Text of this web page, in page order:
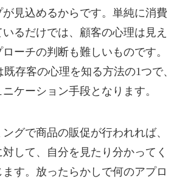
見込めるからです。単純に消費
るだけでは、顧客の心理は見え
ーチの判断も難しいものです。
存客の心理を知る方法の1つで、
ケーション手段となります。
グで商品の販促が行われれば、
して、自分を見たり分かってく
す。放ったらかしで何のアプロ